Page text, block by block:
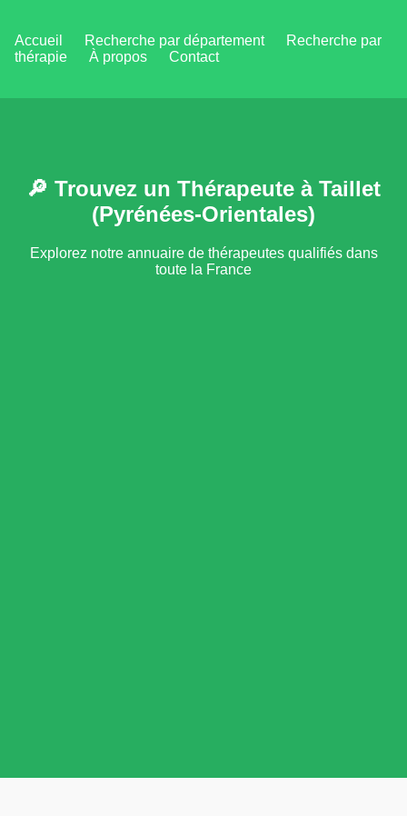
Accueil Recherche par département
Recherche par
thérapie
À propos Contact
🔎 Trouvez un Thérapeute à Taillet
(Pyrénées-Orientales)
Explorez notre annuaire de thérapeutes qualifiés dans
toute la France